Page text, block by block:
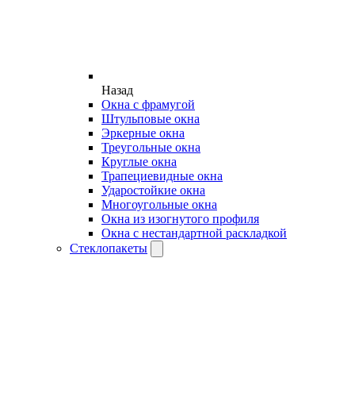
Назад
Окна с фрамугой
Штульповые окна
Эркерные окна
Треугольные окна
Круглые окна
Трапециевидные окна
Ударостойкие окна
Многоугольные окна
Окна из изогнутого профиля
Окна с нестандартной раскладкой
Стеклопакеты